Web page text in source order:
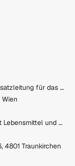
Servicemitarbeiter Innendienst (m/w/d) Einsatzleitung für das Serviceteam
Doppellehre Einzelhandel mit Schwerpunkt Lebensmittel und Großhandel mit Matura (m/w/d) - EUROSPAR Klagenfurt Welzeneggerstraße
4801 Traunkirchen